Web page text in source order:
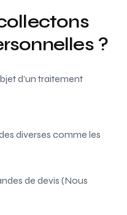
?
d’un traitement
diverses comme les
de devis (Nous